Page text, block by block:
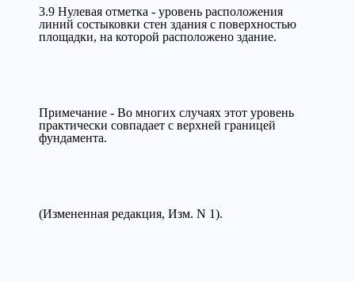
3.9 Нулевая отметка - уровень расположения
линий состыковки стен здания с поверхностью
площадки, на которой расположено здание.
Примечание - Во многих случаях этот уровень
практически совпадает с верхней границей
фундамента.
(Измененная редакция, Изм. N 1).